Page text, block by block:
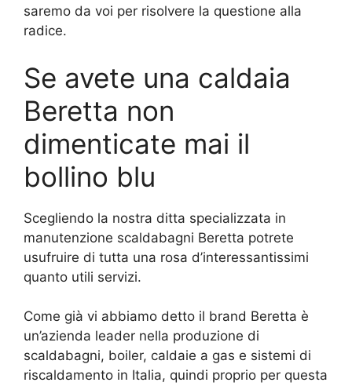
saremo da voi per risolvere la questione alla
radice.
Se avete una caldaia
Beretta non
dimenticate mai il
bollino blu
Scegliendo la nostra ditta specializzata in
manutenzione scaldabagni Beretta potrete
usufruire di tutta una rosa d’interessantissimi
quanto utili servizi.
Come già vi abbiamo detto il brand Beretta è
un’azienda leader nella produzione di
scaldabagni, boiler, caldaie a gas e sistemi di
riscaldamento in Italia, quindi proprio per questa